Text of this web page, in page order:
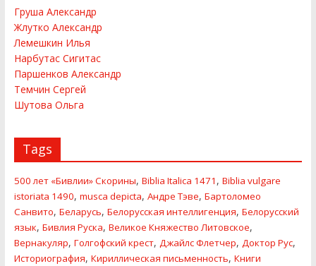
Груша Александр
Жлутко Александр
Лемешкин Илья
Нарбутас Сигитас
Паршенков Александр
Темчин Сергей
Шутова Ольга
Tags
500 лет «Бивлии» Скорины, Biblia Italica 1471 , Biblia vulgare
istoriata 1490, musca depicta, Андре Тэве, Бартоломео
Санвито, Беларусь, Белорусская интеллигенция, Белорусский
язык, Бивлия Руска, Великое Княжество Литовское,
Вернакуляр, Голгофский крест, Джайлс Флетчер, Доктор Рус,
Историография, Кириллическая письменность, Книги